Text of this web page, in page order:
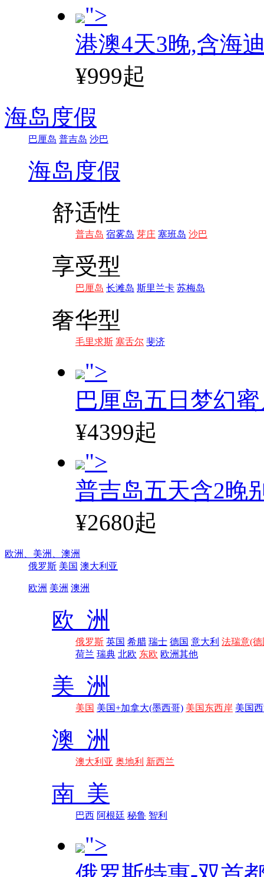
">
港澳4天3晚,含海
¥999起
海岛度假
巴厘岛 普吉岛 沙巴
海岛度假
舒适性
普吉岛 宿雾岛 芽庄 塞班岛 沙巴
享受型
巴厘岛 长滩岛 斯里兰卡 苏梅岛
奢华型
毛里求斯 塞舌尔 斐济
">
巴厘岛五日梦幻
¥4399起
">
普吉岛五天含2晚
¥2680起
欧洲、 美洲、 澳洲
俄罗斯 美国 澳大利亚
欧洲 美洲 澳洲
欧 洲
俄罗斯 英国 希腊 瑞士 德国 意大利 法瑞意(德
荷兰 瑞典 北欧 东欧 欧洲其他
美 洲
美国 美国+加拿大(墨西哥) 美国东西岸 美国
澳 洲
澳大利亚 奥地利 新西兰
南 美
巴西 阿根廷 秘鲁 智利
">